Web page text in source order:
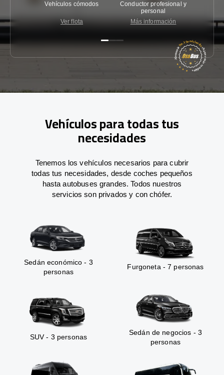
Vehículos cómodos
Ver flota
Conductor profesional y
personal
Más información
Vehículos para todas tus
necesidades
Tenemos los vehículos necesarios para cubrir
todas tus necesidades, desde coches pequeños
hasta autobuses grandes. Todos nuestros
servicios son privados y con chófer.
Sedán económico - 3
personas
Furgoneta - 7 personas
SUV - 3 personas
Sedán de negocios - 3
personas